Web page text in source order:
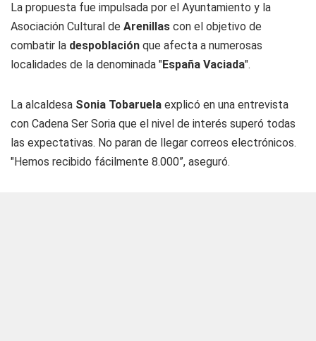
La propuesta fue impulsada por el Ayuntamiento y la
Asociación Cultural de Arenillas con el objetivo de
combatir la despoblación que afecta a numerosas
localidades de la denominada "España Vaciada".
La alcaldesa Sonia Tobaruela explicó en una entrevista
con Cadena Ser Soria que el nivel de interés superó todas
las expectativas. No paran de llegar correos electrónicos.
"Hemos recibido fácilmente 8.000”, aseguró.